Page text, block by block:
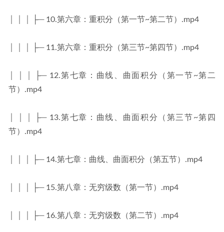
│ │ │ ├─ 10.第六章：重积分（第一节~第二节）.mp4
│ │ │ ├─ 11.第六章：重积分（第三节~第四节）.mp4
│ │ │ ├─ 12.第七章：曲线、曲面积分（第一节~第二
节）.mp4
│ │ │ ├─ 13.第七章：曲线、曲面积分（第三节~第四
节）.mp4
│ │ │ ├─ 14.第七章：曲线、曲面积分（第五节）.mp4
│ │ │ ├─ 15.第八章：无穷级数（第一节）.mp4
│ │ │ ├─ 16.第八章：无穷级数（第二节）.mp4